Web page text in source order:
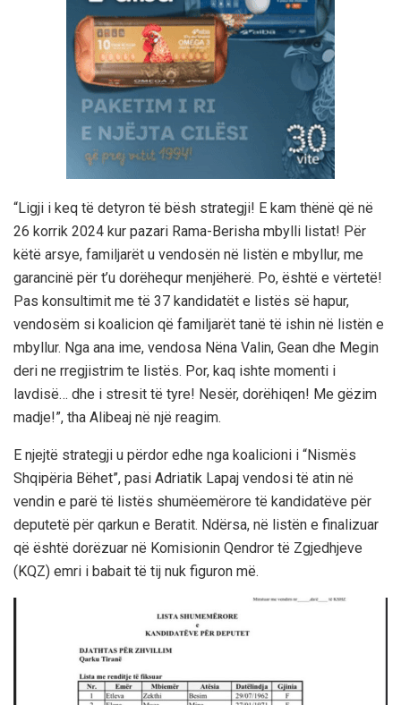
“Ligji i keq të detyron të bësh strategji! E kam thënë që në
26 korrik 2024 kur pazari Rama-Berisha mbylli listat! Për
këtë arsye, familjarët u vendosën në listën e mbyllur, me
garancinë për t’u dorëhequr menjëherë. Po, është e vërtetë!
Pas konsultimit me të 37 kandidatët e listës së hapur,
vendosëm si koalicion që familjarët tanë të ishin në listën e
mbyllur. Nga ana ime, vendosa Nëna Valin, Gean dhe Megin
deri ne rregjistrim te listës. Por, kaq ishte momenti i
lavdisë… dhe i stresit të tyre! Nesër, dorëhiqen! Me gëzim
madje!”, tha Alibeaj në një reagim.
E njejtë strategji u përdor edhe nga koalicioni i “Nismës
Shqipëria Bëhet”, pasi Adriatik Lapaj vendosi të atin në
vendin e parë të listës shumëemërore të kandidatëve për
deputetë për qarkun e Beratit. Ndërsa, në listën e finalizuar
që është dorëzuar në Komisionin Qendror të Zgjedhjeve
(KQZ) emri i babait të tij nuk figuron më.